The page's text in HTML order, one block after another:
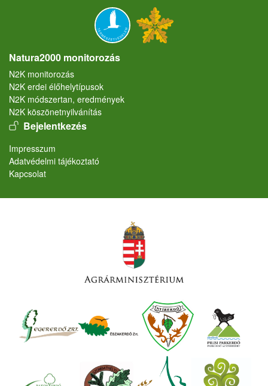
Natura2000 monitorozás
N2K monitorozás
N2K erdei élőhelytípusok
N2K módszertan, eredmények
N2K köszönetnyilvánítás
User account menu
Bejelentkezés
Lábléc
Impresszum
Adatvédelmi tájékoztató
Kapcsolat